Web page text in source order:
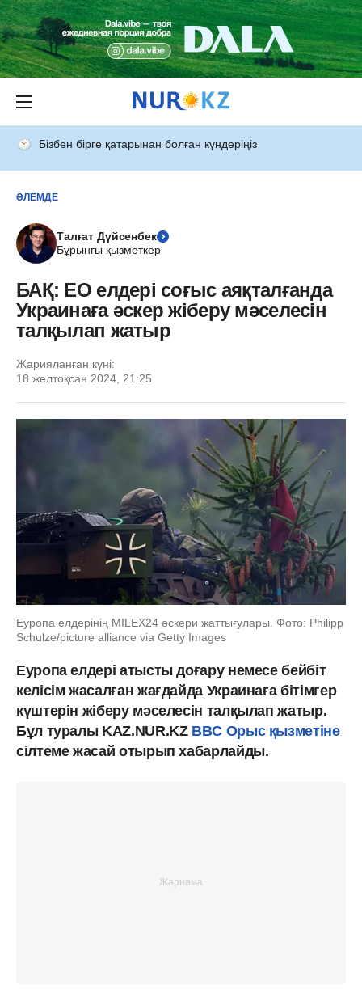
Бізбен бірге қатарынан болған күндеріңіз
ӘЛЕМДЕ
Талғат Дүйсенбек
Бұрынғы қызметкер
БАҚ: ЕО елдері соғыс аяқталғанда
Украинаға әскер жіберу мәселесін
талқылап жатыр
Жарияланған күні:
18 желтоқсан 2024, 21:25
Еуропа елдерінің MILEX24 әскери жаттығулары. Фото: Philipp
Schulze/picture alliance via Getty Images
Еуропа елдері атысты доғару немесе бейбіт
келісім жасалған жағдайда Украинаға бітімгер
күштерін жіберу мәселесін талқылап жатыр.
Бұл туралы KAZ.NUR.KZ BBC Орыс қызметіне
сілтеме жасай отырып хабарлайды.